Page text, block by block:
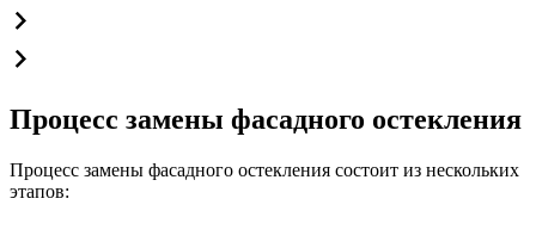
Процесс замены фасадного остекления
Процесс замены фасадного остекления состоит из нескольких
этапов: